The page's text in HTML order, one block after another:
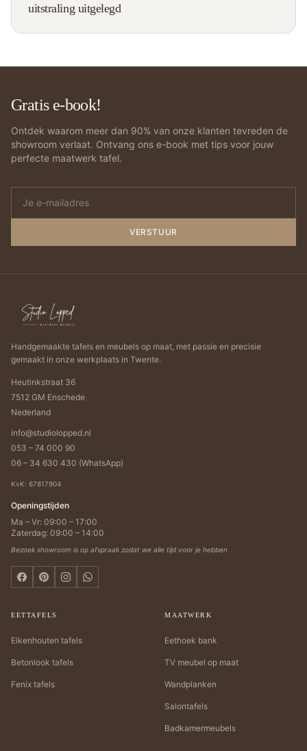
uitstraling uitgelegd
Gratis e-book!
Ontdek waarom meer dan 90% van onze klanten tevreden de
showroom verlaat. Ontvang ons e-book met tips voor jouw
perfecte maatwerk tafel.
VERSTUUR
Handgemaakte tafels en meubels op maat, met passie en precisie
gemaakt in onze werkplaats in Twente.
Heutinkstraat 36
7512 GM Enschede
Nederland
info@studiolopped.nl
053 – 74 000 90
06 – 34 630 430 (WhatsApp)
KvK: 67817904
Openingstijden
Ma – Vr: 09:00 – 17:00
Zaterdag: 09:00 – 14:00
Bezoek showroom is op afspraak zodat we alle tijd voor je hebben
EETTAFELS
Eikenhouten tafels
Betonlook tafels
Fenix tafels
MAATWERK
Eethoek bank
TV meubel op maat
Wandplanken
Salontafels
Badkamermeubels